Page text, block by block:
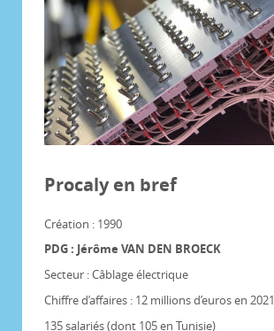
Procaly en bref
Création : 1990
PDG : Jérôme VAN DEN BROECK
Secteur : Câblage électrique
Chiffre d’affaires : 12 millions d’euros en 2021
135 salariés (dont 105 en Tunisie)